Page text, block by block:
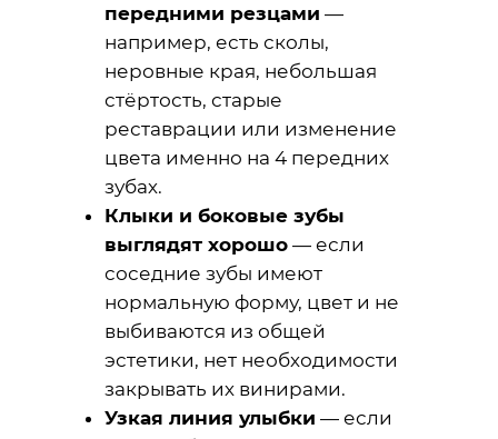
передними резцами —
например, есть сколы,
неровные края, небольшая
стёртость, старые
реставрации или изменение
цвета именно на 4 передних
зубах.
Клыки и боковые зубы
выглядят хорошо — если
соседние зубы имеют
нормальную форму, цвет и не
выбиваются из общей
эстетики, нет необходимости
закрывать их винирами.
Узкая линия улыбки — если